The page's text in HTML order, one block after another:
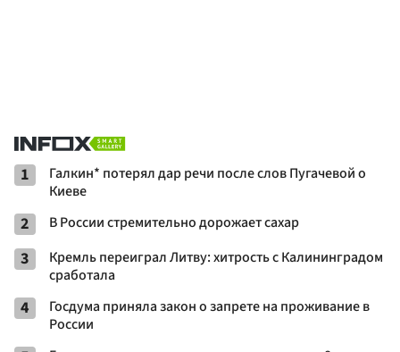
1
Галкин* потерял дар речи после слов Пугачевой о
Киеве
2 В России стремительно дорожает сахар
3
Кремль переиграл Литву: хитрость с Калининградом
сработала
4
Госдума приняла закон о запрете на проживание в
России